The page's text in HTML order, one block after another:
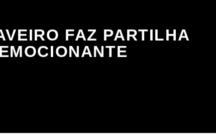
FAZ PARTILHA
EMOCIONANTE